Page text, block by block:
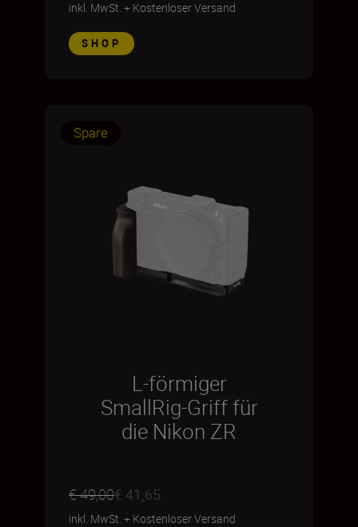
inkl. MwSt. + Kostenloser Versand
SHOP
Spare
L-förmiger
SmallRig-Griff für
die Nikon ZR
€ 49,00€ 41,65
inkl. MwSt. + Kostenloser Versand